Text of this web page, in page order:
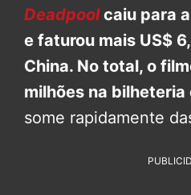
Deadpoolcaiu para
e faturou mais US$
China. No total, o
milhões na bilheteria
some rapidamente